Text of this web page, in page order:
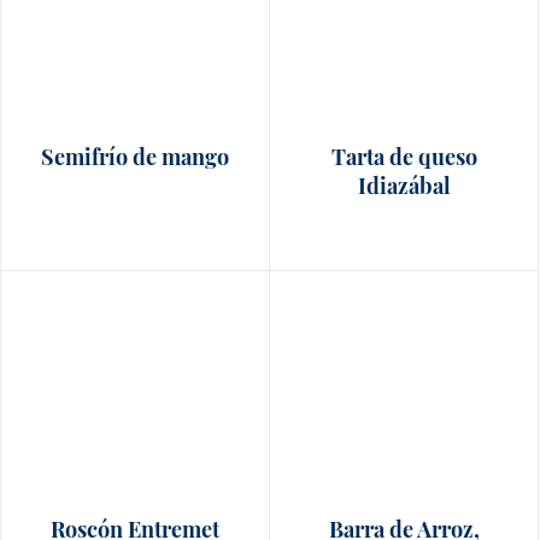
Semifrío de mango
Tarta de queso
Idiazábal
Roscón Entremet
Barra de Arroz,